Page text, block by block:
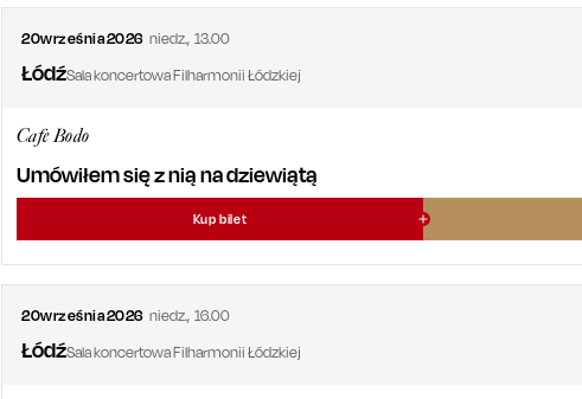
20września2026 niedz., 13.00
ŁódźSala koncertowa Filharmonii Łódzkiej
Cafe Bodo
Umówiłem się z nią na dziewiątą
Kup bilet
20września2026 niedz., 16.00
ŁódźSala koncertowa Filharmonii Łódzkiej